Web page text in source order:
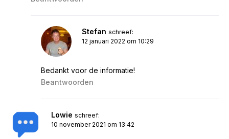
Stefan schreef:
12 januari 2022 om 10:29
Bedankt voor de informatie!
Beantwoorden
Lowie schreef:
10 november 2021 om 13:42